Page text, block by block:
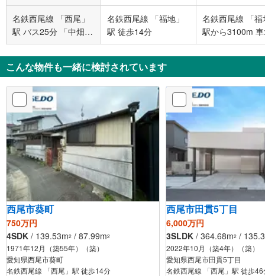
名鉄西尾線 「西尾」
駅 バス25分 「中畑
西」 バス停下車 徒歩
3分
名鉄西尾線 「福地」
駅 徒歩14分
名鉄西尾線 「福
駅か
こんな物件も一緒に検討されています
西尾市葵町
750万円
4SDK / 139.53m2 / 87.99m2
1971年12月（築55年）（築）
愛知県西尾市葵町
名鉄西尾線 「西尾」駅 徒歩14分
西尾市田貫5丁目
6,000万円
3SLDK / 364.68m2 /
2022年10月（築4年）（築）
愛知県西尾市田貫5丁目
名鉄西尾線 「西尾」駅 徒歩46